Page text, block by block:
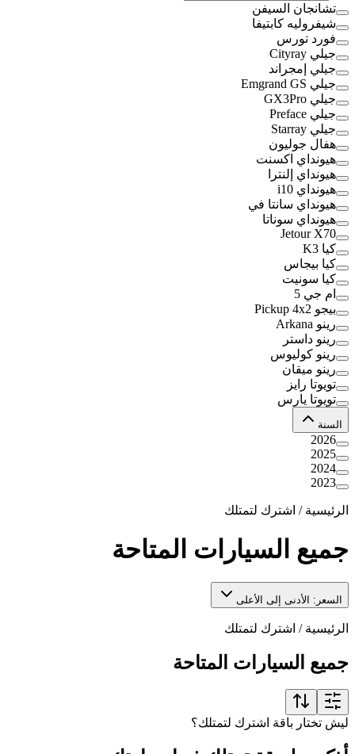
تشانجان السيفن
شيفروليه كابتيفا
فورد تورس
جيلي Cityray
جيلي إمجراند
جيلي Emgrand GS
جيلي GX3Pro
جيلي Preface
جيلي Starray
هفال جوليون
هيونداي اكسنت
هيونداي إلنترا
هيونداي i10
هيونداي سانتا في
هيونداي سوناتا
Jetour X70
كيا K3
كيا بيجاس
كيا سونيت
ام جي 5
بيجو Pickup 4x2
رينو Arkana
رينو داستر
رينو كوليوس
رينو ميقان
تويوتا رايز
تويوتا يارس
السنة
2026
2025
2024
2023
الرئيسية / اشترك لتمتلك
جميع السيارات المتاحة
السعر: الأدنى إلى الأعلى
الرئيسية / اشترك لتمتلك
جميع السيارات المتاحة
ليش تختار باقة اشترك لتمتلك؟